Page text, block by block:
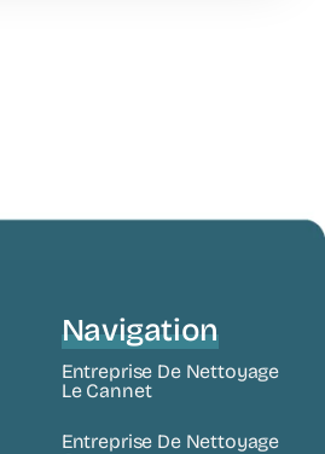
Navigation
Entreprise De Nettoyage
Le Cannet
Entreprise De Nettoyage